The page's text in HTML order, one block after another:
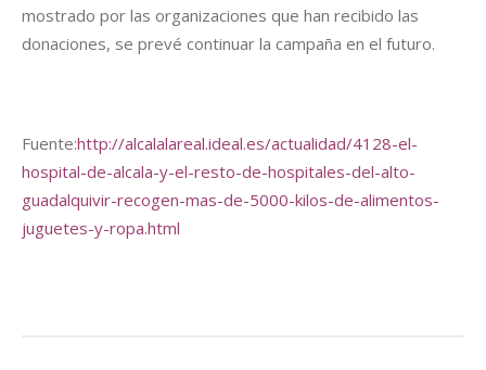
mostrado por las organizaciones que han recibido las
donaciones, se prevé continuar la campaña en el futuro.
Fuente:http://alcalalareal.ideal.es/actualidad/4128-el-
hospital-de-alcala-y-el-resto-de-hospitales-del-alto-
guadalquivir-recogen-mas-de-5000-kilos-de-alimentos-
juguetes-y-ropa.html